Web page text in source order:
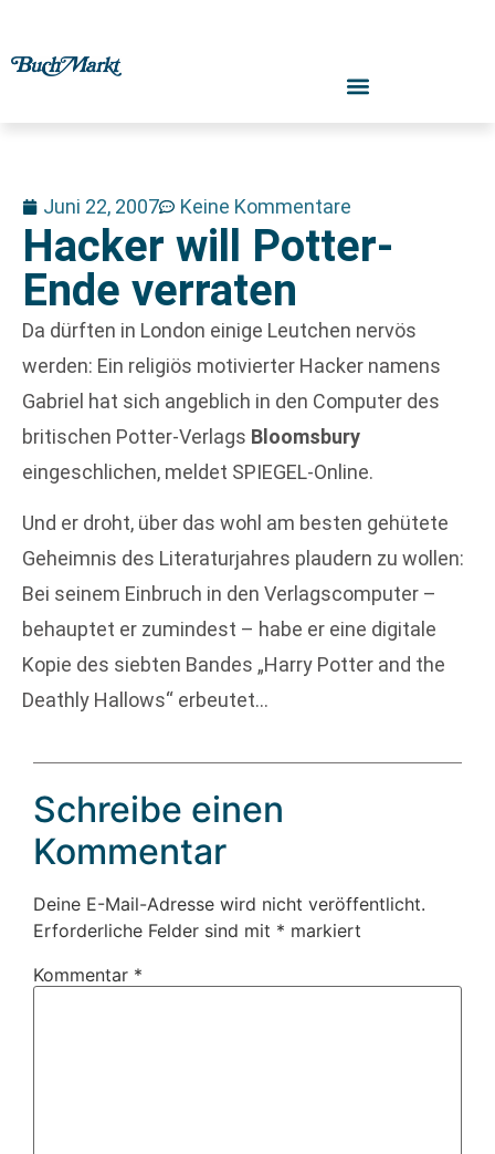
Juni 22, 2007 Keine Kommentare
Hacker will Potter-
Ende verraten
Da dürften in London einige Leutchen nervös
werden: Ein religiös motivierter Hacker namens
Gabriel hat sich angeblich in den Computer des
britischen Potter-Verlags Bloomsbury
eingeschlichen, meldet SPIEGEL-Online.
Und er droht, über das wohl am besten gehütete
Geheimnis des Literaturjahres plaudern zu wollen:
Bei seinem Einbruch in den Verlagscomputer –
behauptet er zumindest – habe er eine digitale
Kopie des siebten Bandes „Harry Potter and the
Deathly Hallows“ erbeutet…
Schreibe einen
Kommentar
Deine E-Mail-Adresse wird nicht veröffentlicht.
Erforderliche Felder sind mit * markiert
Kommentar *